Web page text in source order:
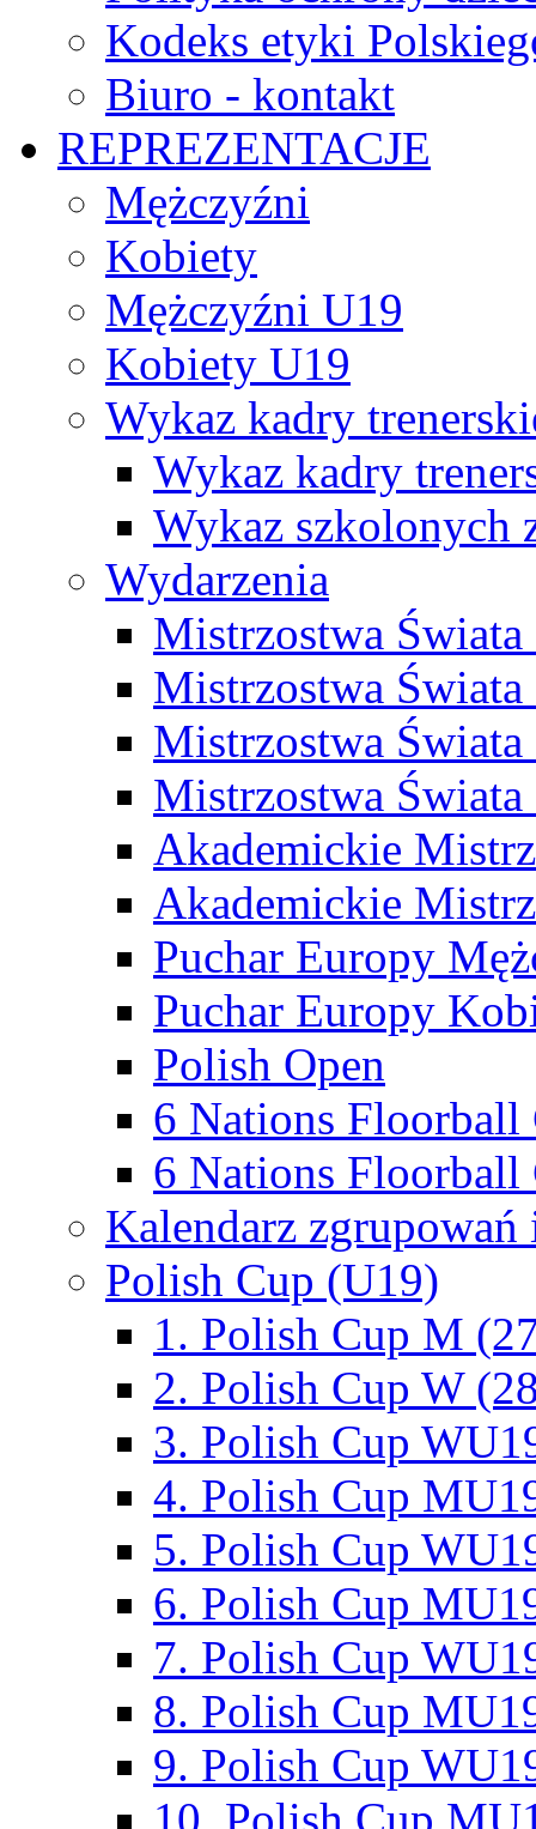
Kodeks etyki
Biuro - kontakt
REPREZENTACJE
Mężczyźni
Kobiety
Mężczyźni U19
Kobiety U19
Wykaz kadry
Wykaz kadry
Wykaz szkolonych
Wydarzenia
Mistrzostwa
Mistrzostwa
Mistrzostwa
Mistrzostwa
Akademickie
Akademickie
Puchar Europy
Puchar Europy
Polish Open
6 Nations Floorball
6 Nations Floorball
Kalendarz
Polish Cup (U19)
1. Polish Cup M
2. Polish Cup W
3. Polish Cup
4. Polish Cup
5. Polish Cup
6. Polish Cup
7. Polish Cup
8. Polish Cup
9. Polish Cup
10. Polish Cup